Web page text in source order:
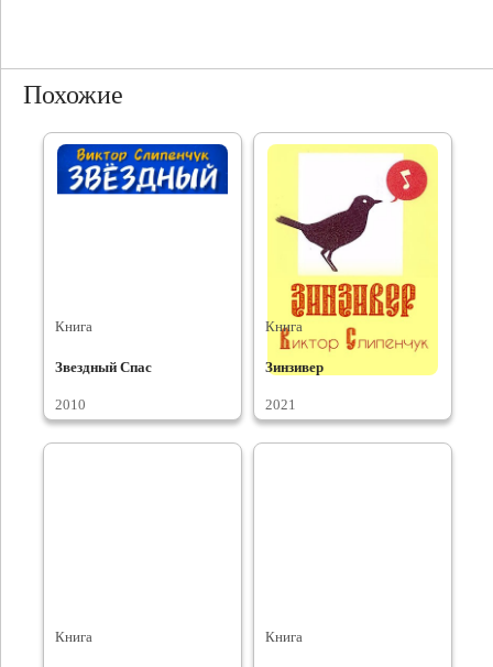
Похожие
Книга
Звездный Спас
2010
Книга
Зинзивер
2021
Книга Книга